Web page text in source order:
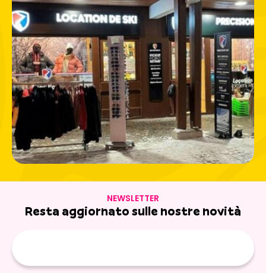
NEWSLETTER
Resta aggiornato sulle nostre novità